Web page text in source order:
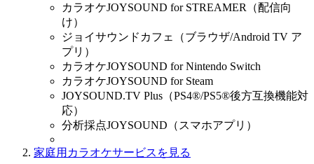
カラオケJOYSOUND for STREAMER（配信向
け）
ジョイサウンドカフェ（ブラウザ/Android TV ア
プリ）
カラオケJOYSOUND for Nintendo Switch
カラオケJOYSOUND for Steam
JOYSOUND.TV Plus（PS4®/PS5®後方互換機能対
応）
分析採点JOYSOUND（スマホアプリ）
家庭用カラオケサービスを見る